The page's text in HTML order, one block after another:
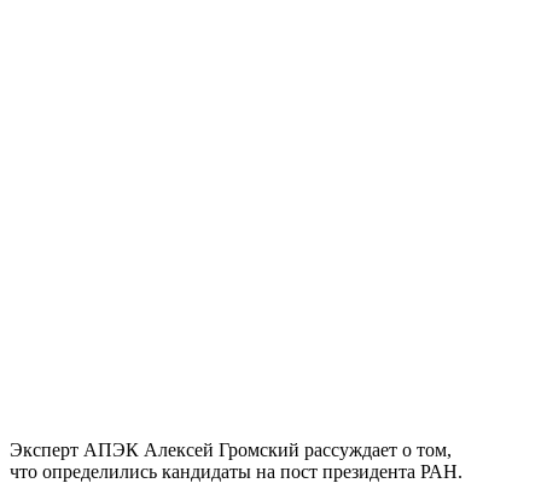
Эксперт АПЭК Алексей Громский рассуждает о том,
что определились кандидаты на пост президента РАН.